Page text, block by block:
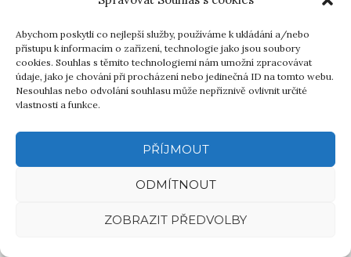
Abychom poskytli co nejlepší služby, používáme k ukládání a/nebo
přístupu k informacím o zařízení, technologie jako jsou soubory
cookies. Souhlas s těmito technologiemi nám umožní zpracovávat
údaje, jako je chování při procházení nebo jedinečná ID na tomto webu.
Nesouhlas nebo odvolání souhlasu může nepříznivě ovlivnit určité
vlastnosti a funkce.
PŘÍJMOUT
ODMÍTNOUT
ZOBRAZIT PŘEDVOLBY